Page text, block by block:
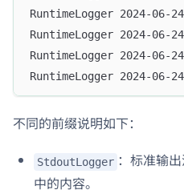
RuntimeLogger 2024-
RuntimeLogger 2024-
RuntimeLogger 2024-
RuntimeLogger 2024-
不同的前缀说明如下：
StdoutLogger ：标准输
中的内容。